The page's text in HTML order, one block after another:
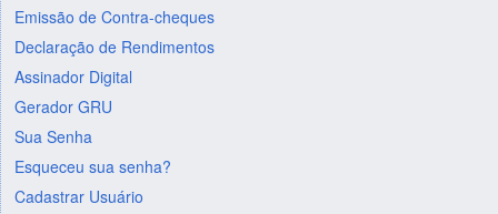
Emissão de Contra-cheques
Declaração de Rendimentos
Assinador Digital
Gerador GRU
Sua Senha
Esqueceu sua senha?
Cadastrar Usuário